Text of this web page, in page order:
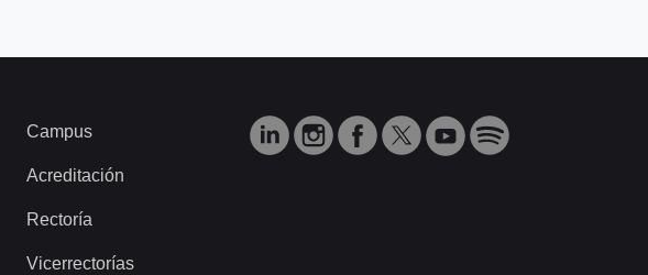
Campus
Acreditación
Rectoría
Vicerrectorías